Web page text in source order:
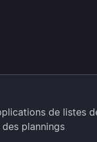
de listes
plannings